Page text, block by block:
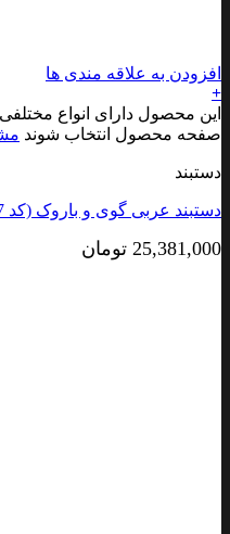
افزودن به علاقه مندی ها
+
این محصول دارای انواع
صفحه محصول انتخاب شوند
دستبند
دستبند عربی گوی و باروک (کد 3407)
25,381,000 تومان